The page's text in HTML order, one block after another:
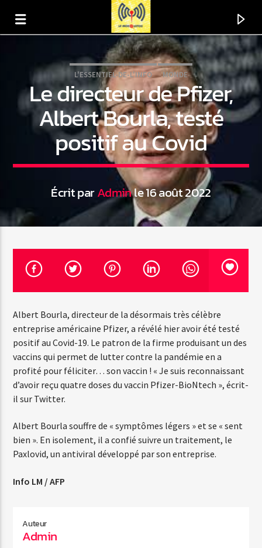
En ce moment
Artiste
Emission en cours
Web-Radio-Années 100% 80s
07:00 22:00
Web-Radio-Sicily
L'ESSENTIEL-DE-L'INFO MONDE
Le directeur de Pfizer,
Albert Bourla, testé
positif au Covid
Écrit parAdminle 16 août 2022
Albert Bourla, directeur de la désormais très célèbre
entreprise américaine Pfizer, a révélé hier avoir été testé
positif au Covid-19. Le patron de la firme produisant un des
vaccins qui permet de lutter contre la pandémie en a
profité pour féliciter… son vaccin ! « Je suis reconnaissant
d’avoir reçu quatre doses du vaccin Pfizer-BioNtech », écrit-
il sur Twitter.
Albert Bourla souffre de « symptômes légers » et se « sent
bien ». En isolement, il a confié suivre un traitement, le
Paxlovid, un antiviral développé par son entreprise.
Info LM / AFP
Auteur
Admin